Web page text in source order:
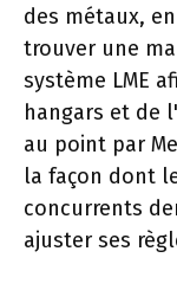
des métaux,
trouver une
système LME
hangars et de
au point par
la façon dont
concurrents
ajuster ses